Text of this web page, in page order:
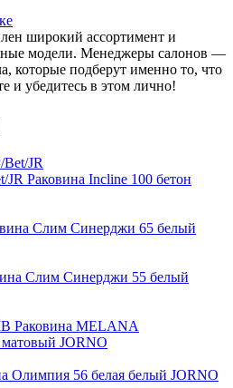
широкий ассортимент и
модели. Менеджеры салонов —
которые подберут именно то, что
и убедитесь в этом лично!
JR Раковина Incline 100 бетон
Слим Синерджи 65 белый
Слим Синерджи 55 белый
Раковина MELANA
матовый JORNO
Олимпия 56 белая белый JORNO